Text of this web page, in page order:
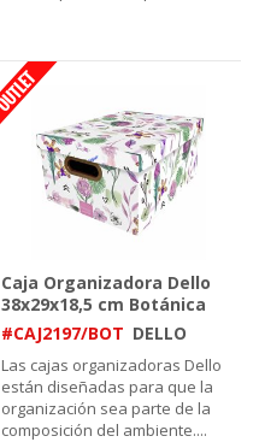
Caja Organizadora Dello
38x29x18,5 cm Botánica
#CAJ2197/BOT DELLO
Las cajas organizadoras Dello
están diseñadas para que la
organización sea parte de la
composición del ambiente....